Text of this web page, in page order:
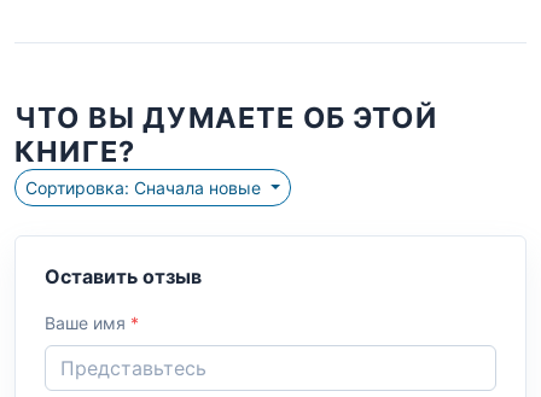
ЧТО ВЫ ДУМАЕТЕ ОБ ЭТОЙ
КНИГЕ?
Сортировка: Сначала новые
Оставить отзыв
Ваше имя *